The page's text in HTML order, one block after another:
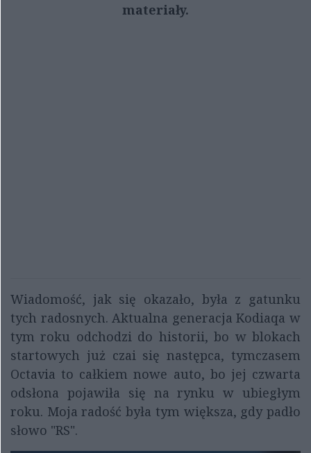
materiały.
Wiadomość, jak się okazało, była z gatunku
tych radosnych. Aktualna generacja Kodiaqa w
tym roku odchodzi do historii, bo w blokach
startowych już czai się następca, tymczasem
Octavia to całkiem nowe auto, bo jej czwarta
odsłona pojawiła się na rynku w ubiegłym
roku. Moja radość była tym większa, gdy padło
słowo "RS".